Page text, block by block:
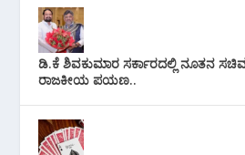
ಡಿ.ಕೆ ಶಿವಕುಮಾರ ಸರ್ಕಾರದಲ್ಲಿ ನೂತನ
ರಾಜಕೀಯ ಪಯಣ..